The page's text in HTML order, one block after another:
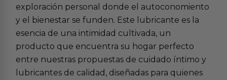
exploración personal donde el autoconomiento
y el bienestar se funden. Este lubricante es la
esencia de una intimidad cultivada, un
producto que encuentra su hogar perfecto
entre nuestras propuestas de cuidado íntimo y
lubricantes de calidad , diseñadas para quienes